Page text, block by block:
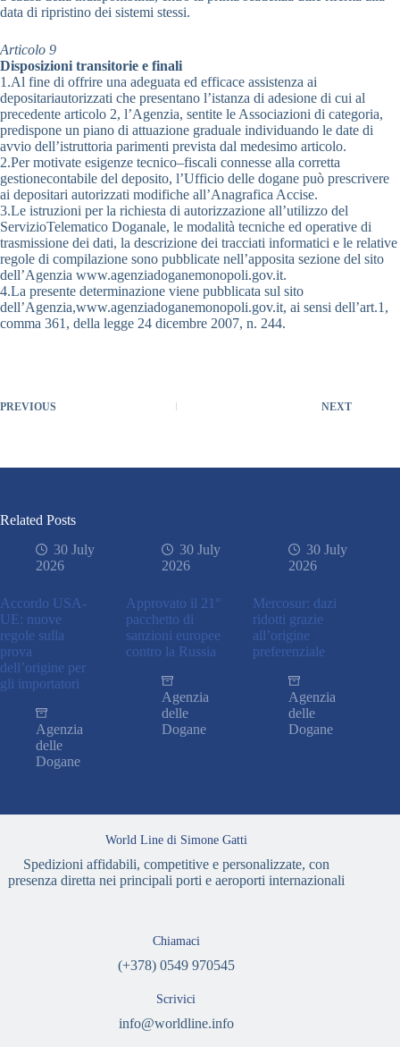
data di ripristino dei sistemi stessi.
Articolo 9
Disposizioni transitorie e finali
1.Al fine di offrire una adeguata ed efficace assistenza ai
depositariautorizzati che presentano l’istanza di adesione di cui al
precedente articolo 2, l’Agenzia, sentite le Associazioni di categoria,
predispone un piano di attuazione graduale individuando le date di
avvio dell’istruttoria parimenti prevista dal medesimo articolo.
2.Per motivate esigenze tecnico–fiscali connesse alla corretta
gestionecontabile del deposito, l’Ufficio delle dogane può prescrivere
ai depositari autorizzati modifiche all’Anagrafica Accise.
3.Le istruzioni per la richiesta di autorizzazione all’utilizzo del
ServizioTelematico Doganale, le modalità tecniche ed operative di
trasmissione dei dati, la descrizione dei tracciati informatici e le relative
regole di compilazione sono pubblicate nell’apposita sezione del sito
dell’Agenzia www.agenziadoganemonopoli.gov.it.
4.La presente determinazione viene pubblicata sul sito
dell’Agenzia,www.agenziadoganemonopoli.gov.it, ai sensi dell’art.1,
comma 361, della legge 24 dicembre 2007, n. 244.
PREVIOUS NEXT
Related Posts
30 July
2026
Accordo USA-
UE: nuove
regole sulla
prova
dell’origine per
gli importatori
Agenzia
delle
Dogane
30 July
2026
Approvato il 21°
pacchetto di
sanzioni europee
contro la Russia
Agenzia
delle
Dogane
30 July
2026
Mercosur: dazi
ridotti grazie
all’origine
preferenziale
Agenzia
delle
Dogane
World Line di Simone Gatti
Spedizioni affidabili, competitive e personalizzate, con
presenza diretta nei principali porti e aeroporti internazionali
Chiamaci
(+378) 0549 970545
Scrivici
info@worldline.info